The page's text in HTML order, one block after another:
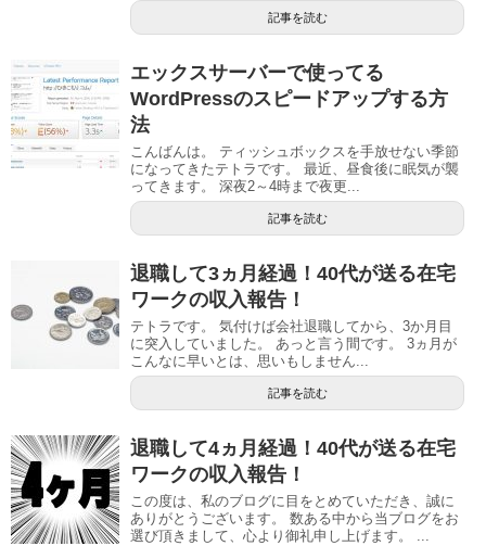
記事を読む
エックスサーバーで使ってる
WordPressのスピードアップする方
法
こんばんは。 ティッシュボックスを手放せない季節
になってきたテトラです。 最近、昼食後に眠気が襲
ってきます。 深夜2～4時まで夜更...
記事を読む
退職して3ヵ月経過！40代が送る在宅
ワークの収入報告！
テトラです。 気付けば会社退職してから、3か月目
に突入していました。 あっと言う間です。 3ヵ月が
こんなに早いとは、思いもしません...
記事を読む
退職して4ヵ月経過！40代が送る在宅
ワークの収入報告！
この度は、私のブログに目をとめていただき、誠に
ありがとうございます。 数ある中から当ブログをお
選び頂きまして、心より御礼申し上げます。 ...